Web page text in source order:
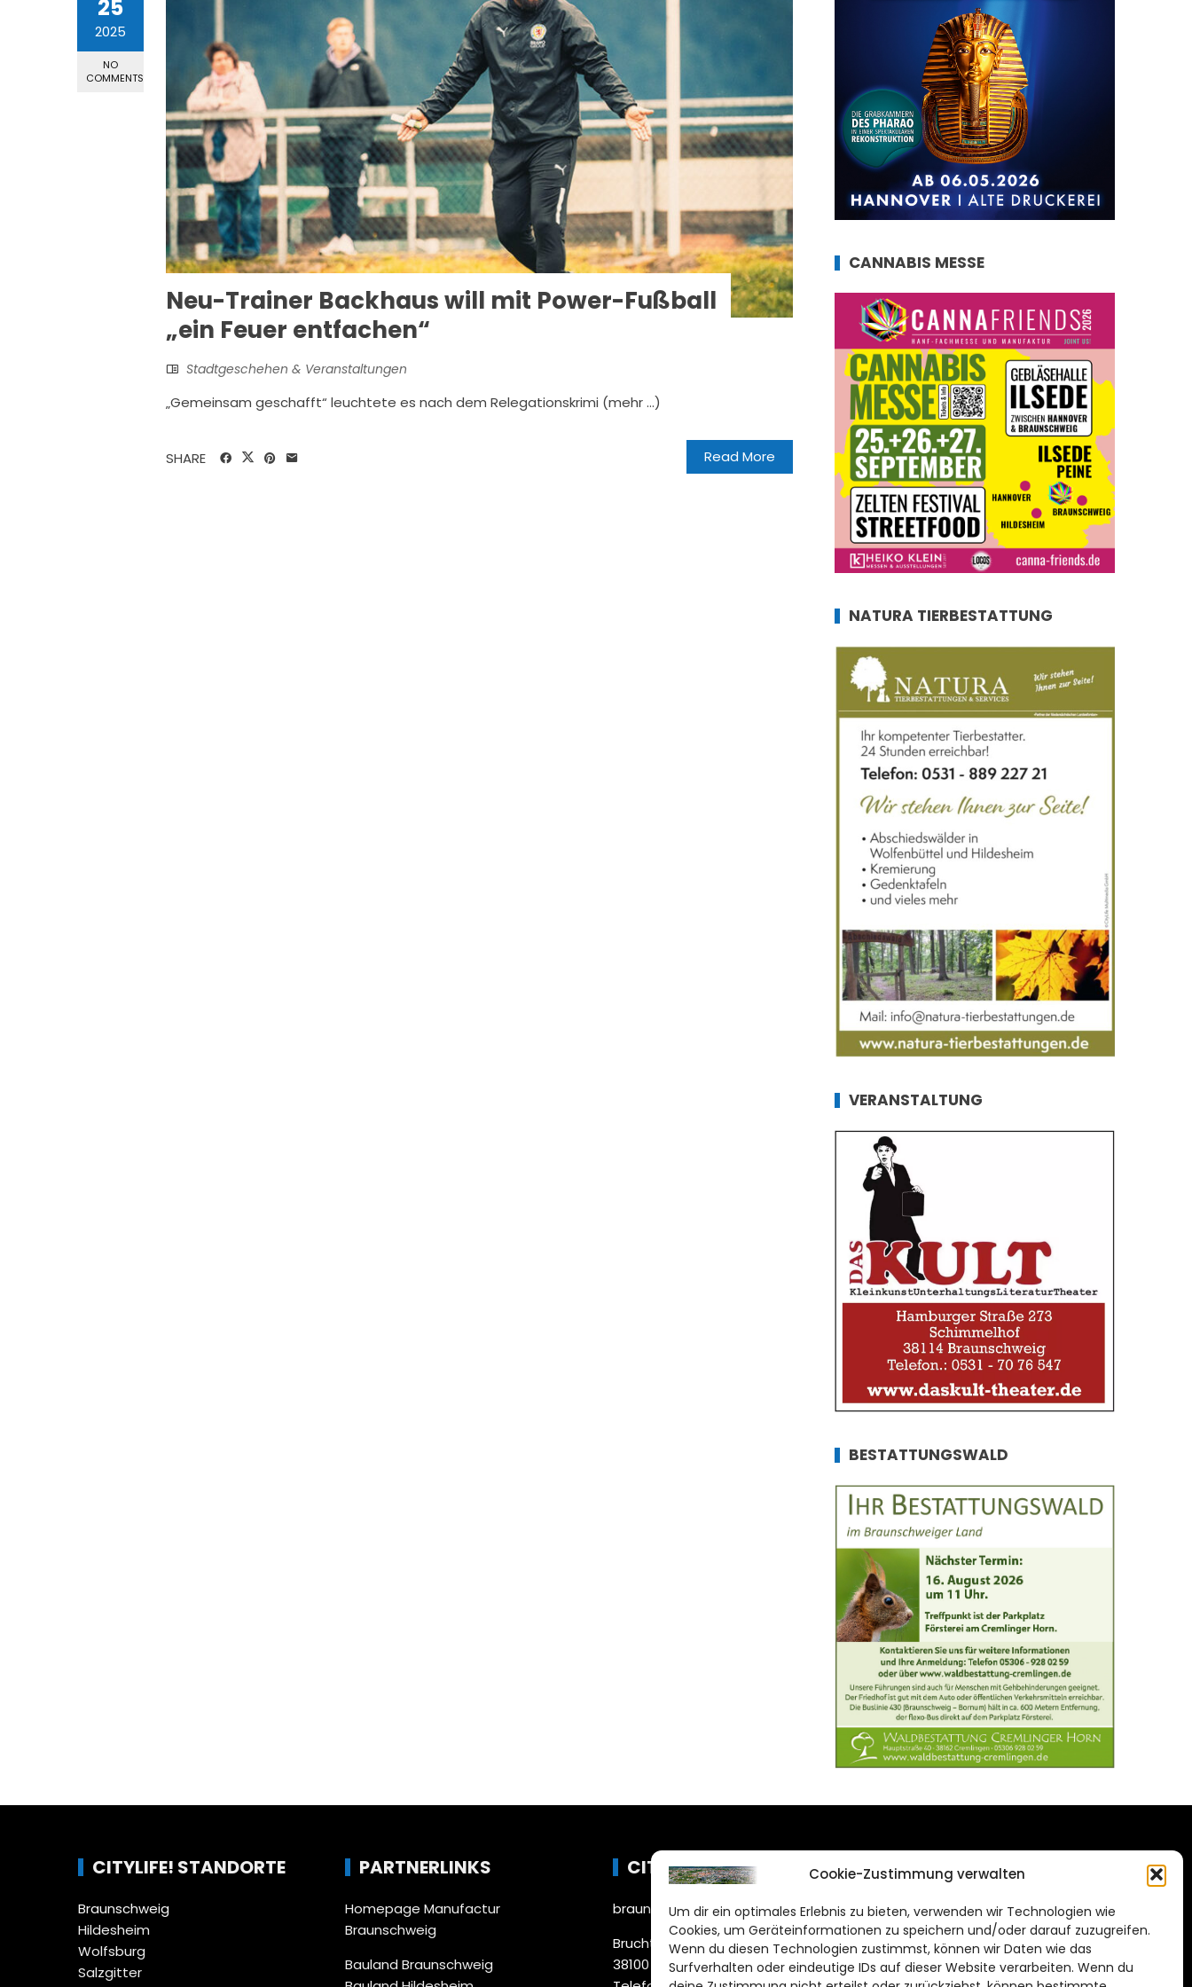
Cookie-Zustimmung verwalten
Um dir ein optimales Erlebnis zu bieten, verwenden wir Technologien wie
Cookies, um Geräteinformationen zu speichern und/oder darauf zuzugreifen.
Wenn du diesen Technologien zustimmst, können wir Daten wie das
Surfverhalten oder eindeutige IDs auf dieser Website verarbeiten. Wenn du
25
2025
NO
COMMENTS
Neu-Trainer Backhaus will mit Power-Fußball
„ein Feuer entfachen“
Stadtgeschehen & Veranstaltungen
„Gemeinsam geschafft“ leuchtete es nach dem Relegationskrimi (mehr …)
Read More
SHARE
CANNABIS MESSE
NATURA TIERBESTATTUNG
VERANSTALTUNG
BESTATTUNGSWALD
CITYLIFE! STANDORTE
Braunschweig
Hildesheim
Wolfsburg
Salzgitter
PARTNERLINKS
Homepage Manufactur
Braunschweig
Bauland Braunschweig
CITYLIFE!
braunschweig@citylifemedien.de
Bruchtorwall 12
38100 Braunschweig
DAS STADTMAGAZIN
FÜR BRAUNSCHWEIG
Impressum
Datenschutzerklärung
Cookie Richtlinie